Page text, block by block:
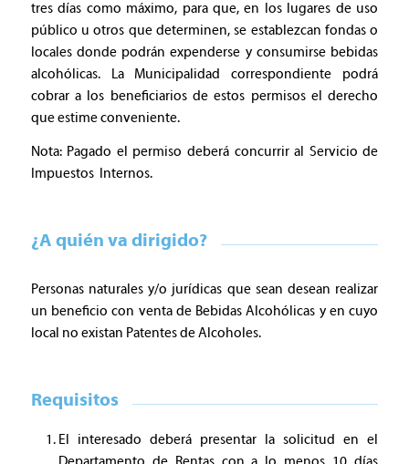
tres días como máximo, para que, en los lugares de uso
público u otros que determinen, se establezcan fondas o
locales donde podrán expenderse y consumirse bebidas
alcohólicas. La Municipalidad correspondiente podrá
cobrar a los beneficiarios de estos permisos el derecho
que estime conveniente.
Nota: Pagado el permiso deberá concurrir al Servicio de
Impuestos Internos.
¿A quién va dirigido?
Personas naturales y/o jurídicas que sean desean realizar
un beneficio con venta de Bebidas Alcohólicas y en cuyo
local no existan Patentes de Alcoholes.
Requisitos
El interesado deberá presentar la solicitud en el